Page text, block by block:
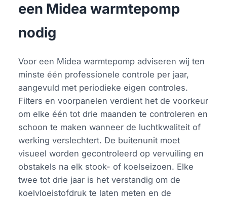
een Midea warmtepomp
nodig
Voor een Midea warmtepomp adviseren wij ten
minste één professionele controle per jaar,
aangevuld met periodieke eigen controles.
Filters en voorpanelen verdient het de voorkeur
om elke één tot drie maanden te controleren en
schoon te maken wanneer de luchtkwaliteit of
werking verslechtert. De buitenunit moet
visueel worden gecontroleerd op vervuiling en
obstakels na elk stook- of koelseizoen. Elke
twee tot drie jaar is het verstandig om de
koelvloeistofdruk te laten meten en de